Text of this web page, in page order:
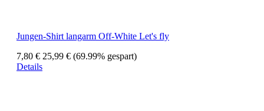
Jungen-Shirt langarm Off-White Let's fly
7,80 € 25,99 € (69.99% gespart)
Details